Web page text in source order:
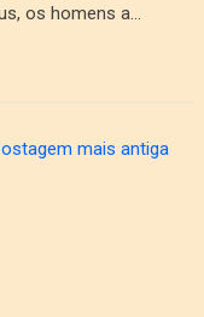
os homens a…
mais antiga